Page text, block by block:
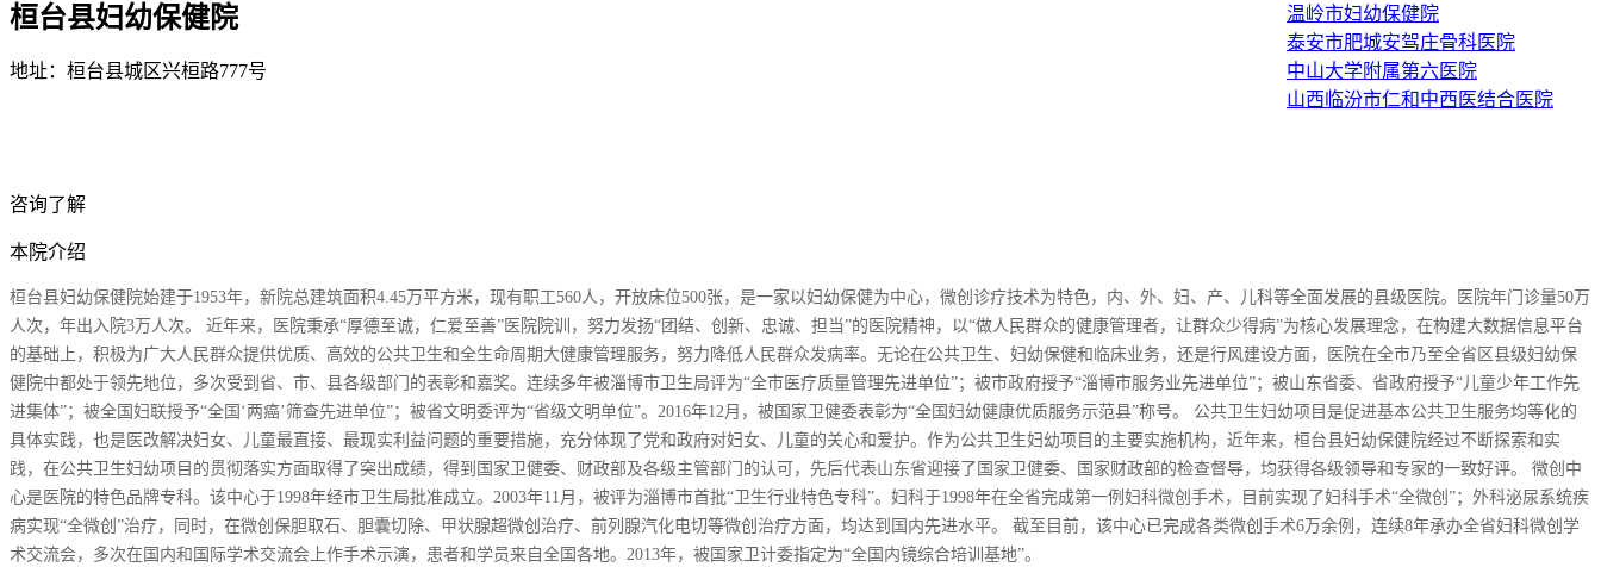
桓台县妇幼保健院
地址：桓台县城区兴桓路777号
咨询了解
本院介绍
桓台县妇幼保健院始建于1953年，新院总建筑面积4.45万平方米，现有职工560人，开放床位500张，是一家以妇幼保健为中心，微创诊疗技术为特色，内、外、妇、产、儿科等全面发展的县级医院。医院年门诊量50万
人次，年出入院3万人次。 近年来，医院秉承“厚德至诚，仁爱至善”医院院训，努力发扬“团结、创新、忠诚、担当”的医院精神，以“做人民群众的健康管理者，让群众少得病”为核心发展理念，在构建大数据信息平台
的基础上，积极为广大人民群众提供优质、高效的公共卫生和全生命周期大健康管理服务，努力降低人民群众发病率。无论在公共卫生、妇幼保健和临床业务，还是行风建设方面，医院在全市乃至全省区县级妇幼保
健院中都处于领先地位，多次受到省、市、县各级部门的表彰和嘉奖。连续多年被淄博市卫生局评为“全市医疗质量管理先进单位”；被市政府授予“淄博市服务业先进单位”；被山东省委、省政府授予“儿童少年工作先
进集体”；被全国妇联授予“全国‘两癌’筛查先进单位”；被省文明委评为“省级文明单位”。2016年12月，被国家卫健委表彰为“全国妇幼健康优质服务示范县”称号。 公共卫生妇幼项目是促进基本公共卫生服务均等化的
具体实践，也是医改解决妇女、儿童最直接、最现实利益问题的重要措施，充分体现了党和政府对妇女、儿童的关心和爱护。作为公共卫生妇幼项目的主要实施机构，近年来，桓台县妇幼保健院经过不断探索和实
践，在公共卫生妇幼项目的贯彻落实方面取得了突出成绩，得到国家卫健委、财政部及各级主管部门的认可，先后代表山东省迎接了国家卫健委、国家财政部的检查督导，均获得各级领导和专家的一致好评。 微创中
心是医院的特色品牌专科。该中心于1998年经市卫生局批准成立。2003年11月，被评为淄博市首批“卫生行业特色专科”。妇科于1998年在全省完成第一例妇科微创手术，目前实现了妇科手术“全微创”；外科泌尿系统疾
病实现“全微创”治疗，同时，在微创保胆取石、胆囊切除、甲状腺超微创治疗、前列腺汽化电切等微创治疗方面，均达到国内先进水平。 截至目前，该中心已完成各类微创手术6万余例，连续8年承办全省妇科微创学
术交流会，多次在国内和国际学术交流会上作手术示演，患者和学员来自全国各地。2013年，被国家卫计委指定为“全国内镜综合培训基地”。
温岭市妇幼保健院
泰安市肥城安驾庄骨科医院
中山大学附属第六医院
山西临汾市仁和中西医结合医院